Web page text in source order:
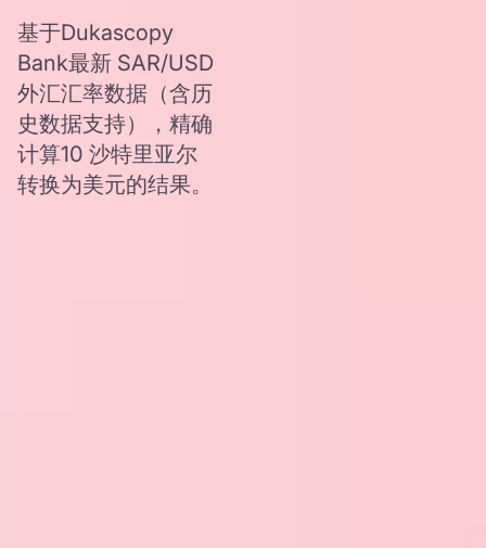
基于Dukascopy
Bank最新 SAR/USD
外汇汇率数据（含历
史数据支持），精确
计算10 沙特里亚尔
转换为美元的结果。